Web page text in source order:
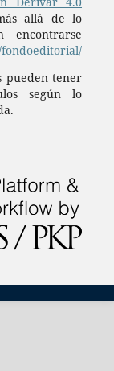
allá de lo
encontrarse
pueden tener
según lo